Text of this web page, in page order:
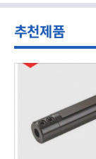
추천제품